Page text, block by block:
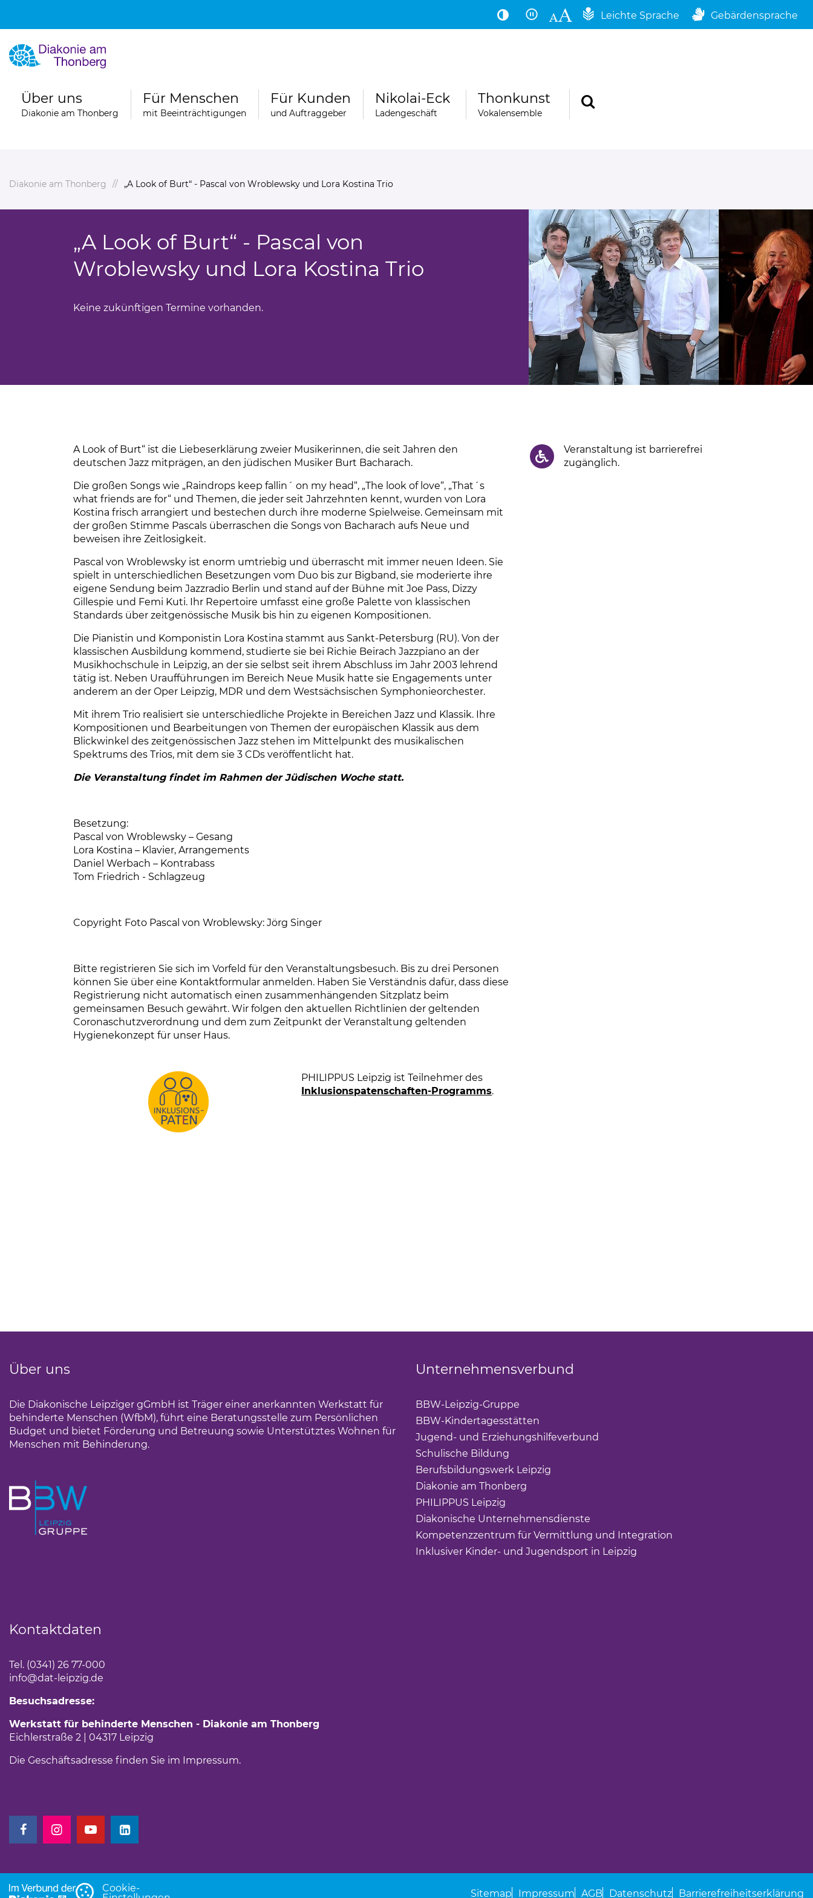
Leichte Sprache Gebärdensprache
Über uns
Diakonie am Thonberg
Für Menschen
mit Beeinträchtigungen
Für Kunden
und Auftraggeber
Nikolai-Eck
Ladengeschäft
Thonkunst
Vokalensemble
Diakonie am Thonberg „A Look of Burt“ - Pascal von Wroblewsky und Lora Kostina Trio
„A Look of Burt“ - Pascal von
Wroblewsky und Lora Kostina Trio
Keine zukünftigen Termine vorhanden.
A Look of Burt“ ist die Liebeserklärung zweier Musikerinnen, die seit Jahren den
deutschen Jazz mitprägen, an den jüdischen Musiker Burt Bacharach.
Die großen Songs wie „Raindrops keep fallin´ on my head“, „The look of love“, „That´s
what friends are for“ und Themen, die jeder seit Jahrzehnten kennt, wurden von Lora
Kostina frisch arrangiert und bestechen durch ihre moderne Spielweise. Gemeinsam mit
der großen Stimme Pascals überraschen die Songs von Bacharach aufs Neue und
beweisen ihre Zeitlosigkeit.
Pascal von Wroblewsky ist enorm umtriebig und überrascht mit immer neuen Ideen. Sie
spielt in unterschiedlichen Besetzungen vom Duo bis zur Bigband, sie moderierte ihre
eigene Sendung beim Jazzradio Berlin und stand auf der Bühne mit Joe Pass, Dizzy
Gillespie und Femi Kuti. Ihr Repertoire umfasst eine große Palette von klassischen
Standards über zeitgenössische Musik bis hin zu eigenen Kompositionen.
Die Pianistin und Komponistin Lora Kostina stammt aus Sankt-Petersburg (RU). Von der
klassischen Ausbildung kommend, studierte sie bei Richie Beirach Jazzpiano an der
Musikhochschule in Leipzig, an der sie selbst seit ihrem Abschluss im Jahr 2003 lehrend
tätig ist. Neben Uraufführungen im Bereich Neue Musik hatte sie Engagements unter
anderem an der Oper Leipzig, MDR und dem Westsächsischen Symphonieorchester.
Mit ihrem Trio realisiert sie unterschiedliche Projekte in Bereichen Jazz und Klassik. Ihre
Kompositionen und Bearbeitungen von Themen der europäischen Klassik aus dem
Blickwinkel des zeitgenössischen Jazz stehen im Mittelpunkt des musikalischen
Spektrums des Trios, mit dem sie 3 CDs veröffentlicht hat.
Die Veranstaltung findet im Rahmen der Jüdischen Woche statt.
Besetzung:
Pascal von Wroblewsky – Gesang
Lora Kostina – Klavier, Arrangements
Daniel Werbach – Kontrabass
Tom Friedrich - Schlagzeug
Copyright Foto Pascal von Wroblewsky: Jörg Singer
Bitte registrieren Sie sich im Vorfeld für den Veranstaltungsbesuch. Bis zu drei Personen
können Sie über eine Kontaktformular anmelden. Haben Sie Verständnis dafür, dass diese
Registrierung nicht automatisch einen zusammenhängenden Sitzplatz beim
gemeinsamen Besuch gewährt. Wir folgen den aktuellen Richtlinien der geltenden
Coronaschutzverordnung und dem zum Zeitpunkt der Veranstaltung geltenden
Hygienekonzept für unser Haus.
PHILIPPUS Leipzig ist Teilnehmer des
Inklusionspatenschaften-Programms(Link öffnet einen neuen Tab)
.
Veranstaltung ist barrierefrei
zugänglich.
Über uns
Die Diakonische Leipziger gGmbH ist Träger einer anerkannten Werkstatt für
behinderte Menschen (WfbM), führt eine Beratungsstelle zum Persönlichen
Budget und bietet Förderung und Betreuung sowie Unterstütztes Wohnen für
Menschen mit Behinderung.
Unternehmensverbund
BBW-Leipzig-Gruppe
BBW-Kindertagesstätten
Jugend- und Erziehungshilfeverbund
Schulische Bildung
Berufsbildungswerk Leipzig
Diakonie am Thonberg
PHILIPPUS Leipzig
Diakonische Unternehmensdienste
Kompetenzzentrum für Vermittlung und Integration
Inklusiver Kinder- und Jugendsport in Leipzig
Kontaktdaten
Tel. (0341) 26 77-000
info@dat-leipzig.de
Besuchsadresse:
Werkstatt für behinderte Menschen - Diakonie am Thonberg
Eichlerstraße 2 | 04317 Leipzig
Die Geschäftsadresse finden Sie im Impressum.
(Link öffnet einen neuen Tab)
(Link öffnet einen neuen Tab)
(Link öffnet einen neuen Tab)
(Link öffnet einen neuen Tab)
Cookie-
Sitemap Impressum AGB Datenschutz Barrierefreiheitserklärung